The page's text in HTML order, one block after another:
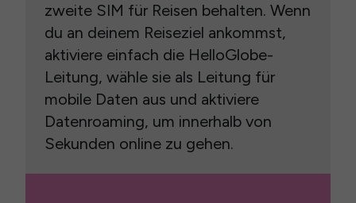
zweite SIM für Reisen behalten. Wenn
du an deinem Reiseziel ankommst,
aktiviere einfach die HelloGlobe-
Leitung, wähle sie als Leitung für
mobile Daten aus und aktiviere
Datenroaming, um innerhalb von
Sekunden online zu gehen.